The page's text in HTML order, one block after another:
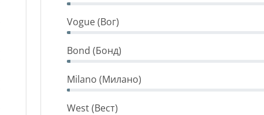
Vogue (Вог)
Bond (Бонд)
Milano (Милано)
West (Вест)